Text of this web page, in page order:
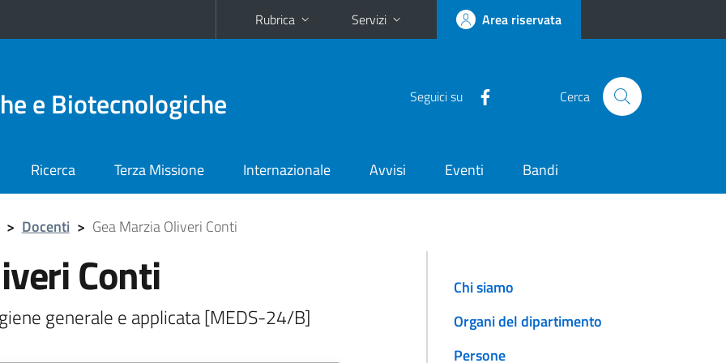
Rubrica Servizi Area riservata
e Biotecnologiche Seguici su Cerca
Ricerca Terza Missione Internazionale Avvisi Eventi Bandi
> Docenti > Gea Marzia Oliveri Conti
Conti
generale e applicata [MEDS-24/B]
Chi siamo
Organi del dipartimento
Persone